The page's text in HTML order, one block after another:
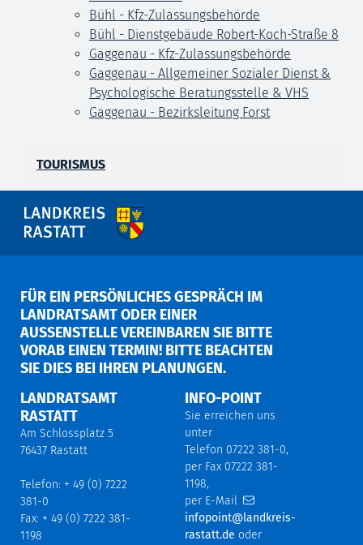
Bühl - Kfz-Zulassungsbehörde
Bühl - Dienstgebäude Robert-Koch-Straße 8
Gaggenau - Kfz-Zulassungsbehörde
Gaggenau - Allgemeiner Sozialer Dienst &
Psychologische Beratungsstelle & VHS
Gaggenau - Bezirksleitung Forst
TOURISMUS
FÜR EIN PERSÖNLICHES GESPRÄCH IM
LANDRATSAMT ODER EINER
AUSSENSTELLE VEREINBAREN SIE BITTE V
ORAB EINEN TERMIN! BITTE BEACHTEN S
IE DIES BEI IHREN PLANUNGEN.
LANDRATSAMT
RASTATT
Am Schlossplatz 5
76437 Rastatt
Telefon: + 49 (0) 7222
381-0
Fax: + 49 (0) 7222 381-
1198
INFO-POINT
Sie erreichen uns
unter
Telefon 07222 381-0,
per Fax 07222 381-
1198,
per E-Mail
infopoint@landkreis-
rastatt.de oder